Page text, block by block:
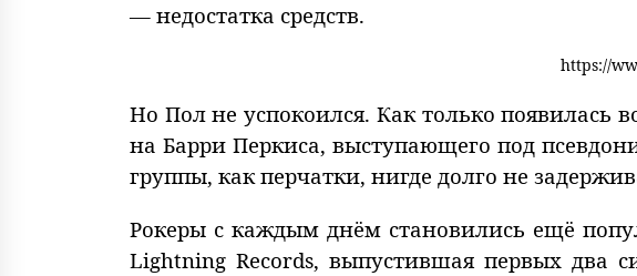
— недостатка средств.
https://
Но Пол не успокоился. Как только появилась
на Барри Перкиса, выступающего под
группы, как перчатки, нигде долго не
Рокеры с каждым днём становились ещё
Lightning Records, выпустившая первых два